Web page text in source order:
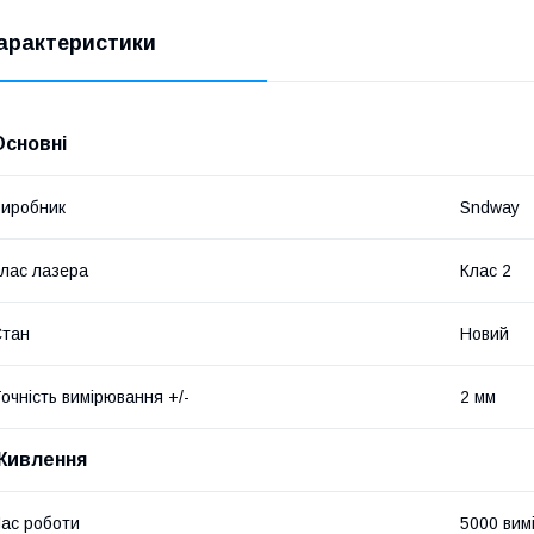
Sndway
лазера Клас 2
Новий
вимірювання +/- 2 мм
роботи 5000